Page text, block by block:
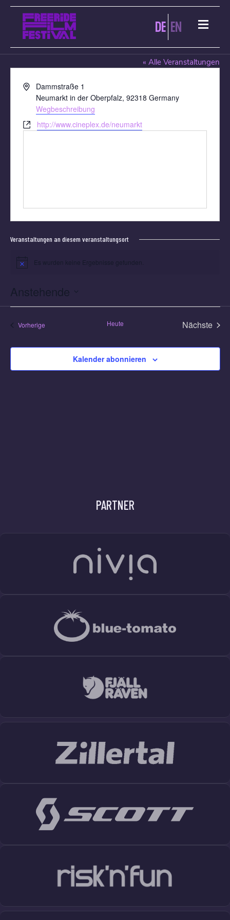
DE EN
CINEPLEX NEUMARKT
« Alle Veranstaltungen
AdresseDammstraße 1
Neumarkt in der Oberpfalz, 92318 Germany
Wegbeschreibung
Webseitehttp://www.cineplex.de/neumarkt
Veranstaltungen an diesem veranstaltungsort
HinweisEs wurden keine Ergebnisse gefunden.
Anstehende
Datum
VorherigeVeranstaltungen Heute
Nächste
Kalender abonnieren
PARTNER